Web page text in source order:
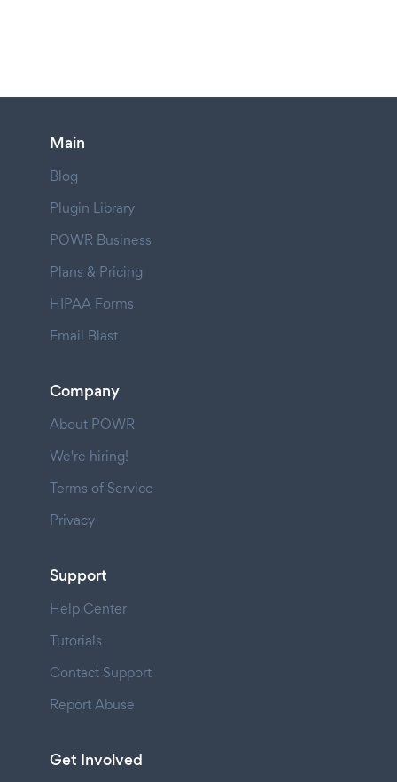
Main
Blog
Plugin Library
POWR Business
Plans & Pricing
HIPAA Forms
Email Blast
Company
About POWR
We're hiring!
Terms of Service
Privacy
Support
Help Center
Tutorials
Contact Support
Report Abuse
Get Involved